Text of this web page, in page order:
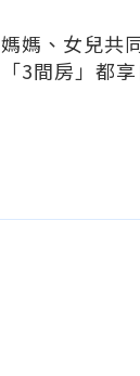
媽媽、女兒共
「3間房」都